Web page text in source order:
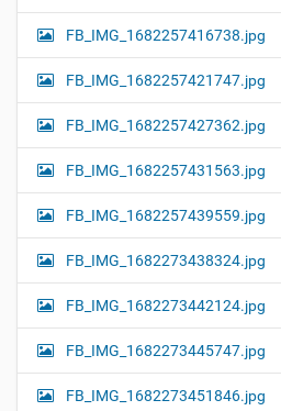
FB_IMG_1682257416738.jpg
FB_IMG_1682257421747.jpg
FB_IMG_1682257427362.jpg
FB_IMG_1682257431563.jpg
FB_IMG_1682257439559.jpg
FB_IMG_1682273438324.jpg
FB_IMG_1682273442124.jpg
FB_IMG_1682273445747.jpg
FB_IMG_1682273451846.jpg